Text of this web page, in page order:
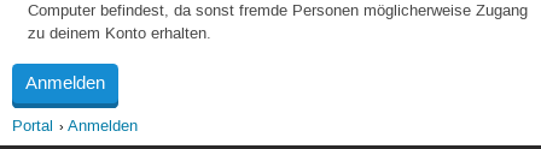
Computer befindest, da sonst fremde Personen möglicherweise Zugang
zu deinem Konto erhalten.
Portal Anmelden